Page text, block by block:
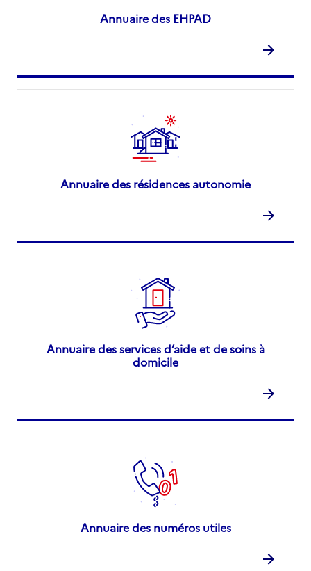
Annuaire des EHPAD
Annuaire des résidences autonomie
Annuaire des services d’aide et de soins à
domicile
Annuaire des numéros utiles